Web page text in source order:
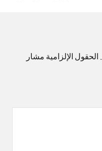
الحقول الإلزامية مشار